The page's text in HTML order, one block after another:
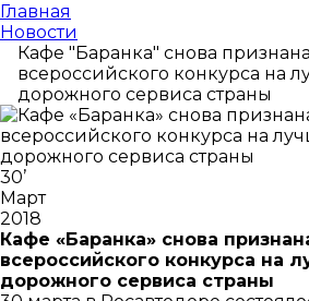
Главная
Новости
Кафе "Баранка" снова
всероссийского конкурса на
дорожного сервиса страны
30’
Март
2018
Кафе «Баранка» снова
всероссийского конкурса на
дорожного сервиса страны